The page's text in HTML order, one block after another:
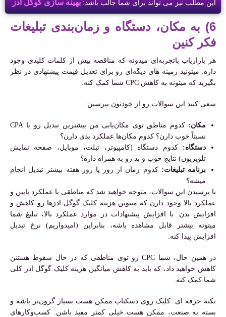
این مطلب نیز می تواند برای شما جالب باشد: بهینه سازی گوگل ادز
6) به مکان، دستگاه و زمان‌بندی تبلیغات
فکر کنین
هر بازاریاب باتجربه‌ای میدونه که مناقصه بیش از کلمات کلیدی وجود
داره. میتونید زمینه های دیگه‌ای رو برای تعدیل قیمت پیشنهادی در نظر
بگیرید که میتونه به کاهش CPC شما کمک کنه.
سعی کنید این سوالات رو از خودتون بپرسین:
مکان:
کدوم مناطق توی مکان‌یابی من بیشترین تبدیل رو با CPA
نسبتاً خوب دارن؟ کدوم مکان‌ها عملکرد بدی دارن؟
دستگاه: کدوم دستگاه (کامپیوتر، تبلت، موبایل، صفحه نمایش
تلویزیون) نتایج خوب و بد رو به همراه داره؟
برنامه تبلیغات: کدوم زمان از روز یا روز هفته بیشتر تبدیل انجام
میشه؟
با پرسیدن این سوالات، متوجه خواهید شد که مناطقی با عملکرد پایین و
عملکرد بالا وجود دارن که میتونن هزینه کلیک گوگل ادزها رو کاهش و
افزایش بدن. با افزایش پیشنهادات در موارد عملکرد بالا، تبلیغ شما
میتونه بیشتر قابل مشاهده باشه، بنابراین (امیدواریم) نرخ تبدیل
افزایش پیدا کنه.
در همین حال، شما CPC رو توی مناطقی که در حال سقوط هستنن
کاهش خواهید داد، که باید به کاهش میانگین هزینه کلیک گوگل ادز کلی
شما کمک کنه.
نکته حرفه ای: کلیک روی دسکتاپ ممکن هست بسیار گرون‌تر باشه و
بسته به صنعت، ممکن هست خیلی کمتر مفید باشن. کسب‌وکارهای